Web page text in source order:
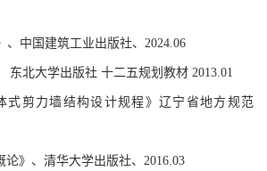
、中国建筑工业出版社、 2024.06
东北大学出版社 十二五规划教材 2013.01
式剪力墙结构设计规程》辽宁省地方规范
论》、清华大学出版社、 2016.03